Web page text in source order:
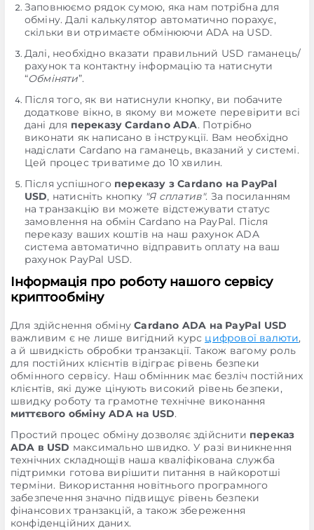
Заповнюємо рядок сумою, яка нам потрібна для
обміну. Далі калькулятор автоматично порахує,
скільки ви отримаєте обмінюючи ADA на USD.
Далі, необхідно вказати правильний USD гаманець/
рахунок та контактну інформацію та натиснути
“Обміняти”.
Після того, як ви натиснули кнопку, ви побачите
додаткове вікно, в якому ви можете перевірити всі
дані для переказу Cardano ADA. Потрібно
виконати як написано в інструкції. Вам необхідно
надіслати Cardano на гаманець, вказаний у системі.
Цей процес триватиме до 10 хвилин.
Після успішного переказу з Cardano на PayPal
USD, натисніть кнопку "Я сплатив". За посиланням
на транзакцію ви можете відстежувати статус
замовлення на обмін Cardano на PayPal. Після
переказу ваших коштів на наш рахунок ADA
система автоматично відправить оплату на ваш
рахунок PayPal USD.
Інформація про роботу нашого сервісу
криптообміну
Для здійснення обмінуCardano ADA на PayPal USD
важливим є не лише вигідний курс цифрової валюти,
а й швидкість обробки транзакції. Також вагому роль
для постійних клієнтів відіграє рівень безпеки
обмінного сервісу. Наш обмінник має безліч постійних
клієнтів, які дуже цінують високий рівень безпеки,
швидку роботу та грамотне технічне виконання
миттєвого обміну ADA на USD.
Простий процес обміну дозволяє здійснити переказ
ADA в USD максимально швидко. У разі виникнення
технічних складнощів наша кваліфікована служба
підтримки готова вирішити питання в найкоротші
терміни. Використання новітнього програмного
забезпечення значно підвищує рівень безпеки
фінансових транзакцій, а також збереження
конфіденційних даних.